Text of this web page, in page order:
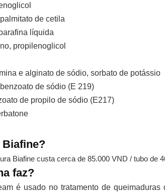
de cetila
líquida
propilenoglicol
e alginato de sódio, sorbato de potássio
de sódio (E 219)
de propilo de sódio (E217)
Biafine?
Biafine custa cerca de 85.000 VND / tubo de
faz?
é usado no tratamento de